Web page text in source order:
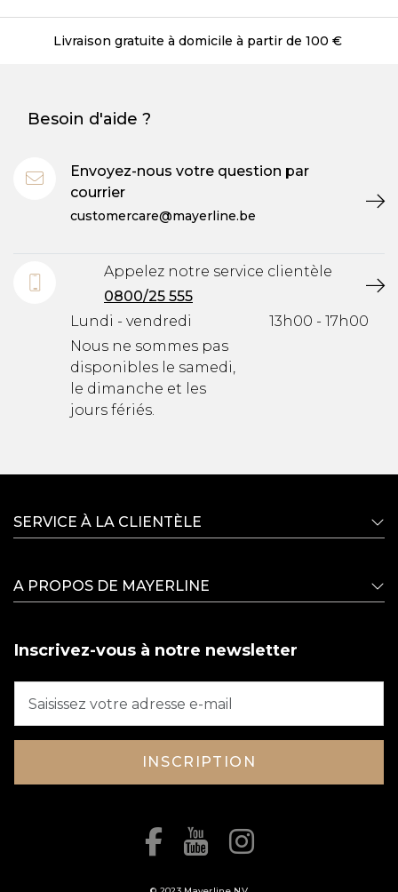
Livraison gratuite en magasin
Besoin d'aide ?
Envoyez-nous votre question par
courrier
customercare@mayerline.be
Appelez notre service clientèle
0800/25 555
Lundi - vendredi
Nous ne sommes pas
disponibles le samedi,
le dimanche et les
jours fériés.
13h00 - 17h00
SERVICE À LA CLIENTÈLE
A PROPOS DE MAYERLINE
Inscrivez-vous à notre newsletter
INSCRIPTION